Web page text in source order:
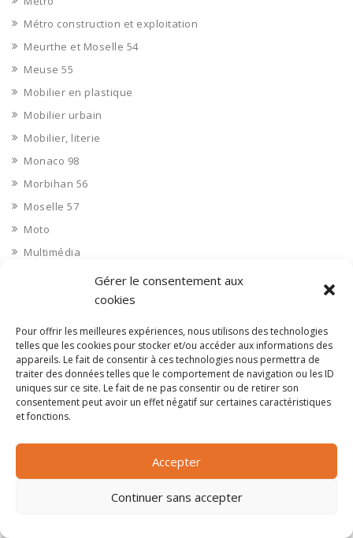
Gérer le consentement aux
cookies
Pour offrir les meilleures expériences, nous utilisons des technologies
telles que les cookies pour stocker et/ou accéder aux informations des
appareils. Le fait de consentir à ces technologies nous permettra de
traiter des données telles que le comportement de navigation ou les ID
uniques sur ce site. Le fait de ne pas consentir ou de retirer son
consentement peut avoir un effet négatif sur certaines caractéristiques
et fonctions.
Accepter
Continuer sans accepter
Métro construction et exploitation
Meurthe et Moselle 54
Meuse 55
Mobilier en plastique
Mobilier urbain
Mobilier, literie
Monaco 98
Morbihan 56
Moselle 57
Moto
Multimédia
Nièvre 58
Non classé
Nord 59
Nucléaire
Oise 60
Opérateur télécom